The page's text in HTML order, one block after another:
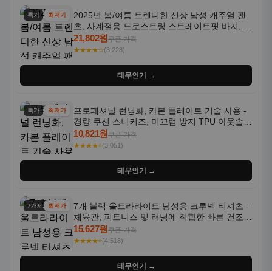
특가 최저가
2025년 봄/여름 트렌디한 신상 남성 캐주얼 팬
츠, 사계절용 드로스트링 스트레이트핏 바지, 한
국 스타일, 활용도 높은 아웃도어 및 정장용, 발
목 바지
21,802원쿠폰 가격
★★★★☆(3,228)
테무인기 →
특가 최저가
프로페셔널 런닝화, 카본 플레이트 기술 사용 -
경량 쿠션 스니커즈, 미끄럼 방지 TPU 아웃솔,
통기성 화이트-퍼플 그라데이션, 헬스, 트레이
닝 - 남성용, 여성용, 모든 계절에 적합
10,821원쿠폰 가격
★★★★⭐(3,051)
테무인기 →
7개세트최저가
7개 블랙 울트라라이트 남성용 크루넥 티셔츠 -
체육관, 피트니스 및 러닝에 적합한 빠른 건조,
통기성 좋은 수분 흡수 반팔 운동복
15,627원쿠폰 가격
★★★★⭐(4,518)
테무인기 →